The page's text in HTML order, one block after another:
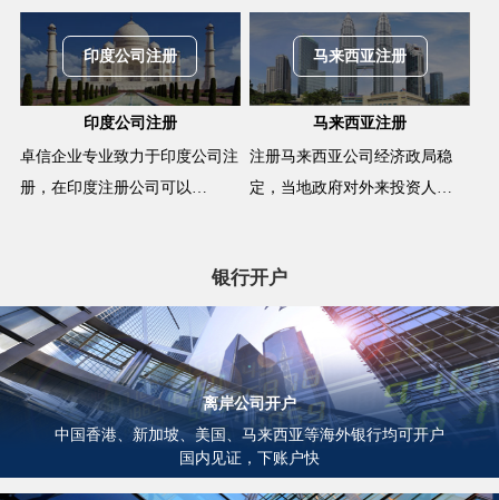
印度公司注册
印度公司注册
卓信企业专业致力于印度公司注
册，在印度注册公司可以…
马来西亚注册
马来西亚注册
注册马来西亚公司经济政局稳
定，当地政府对外来投资人…
银行开户
离岸公司开户
中国香港、新加坡、美国、马来西亚等海外银行均可开户
国内见证，下账户快